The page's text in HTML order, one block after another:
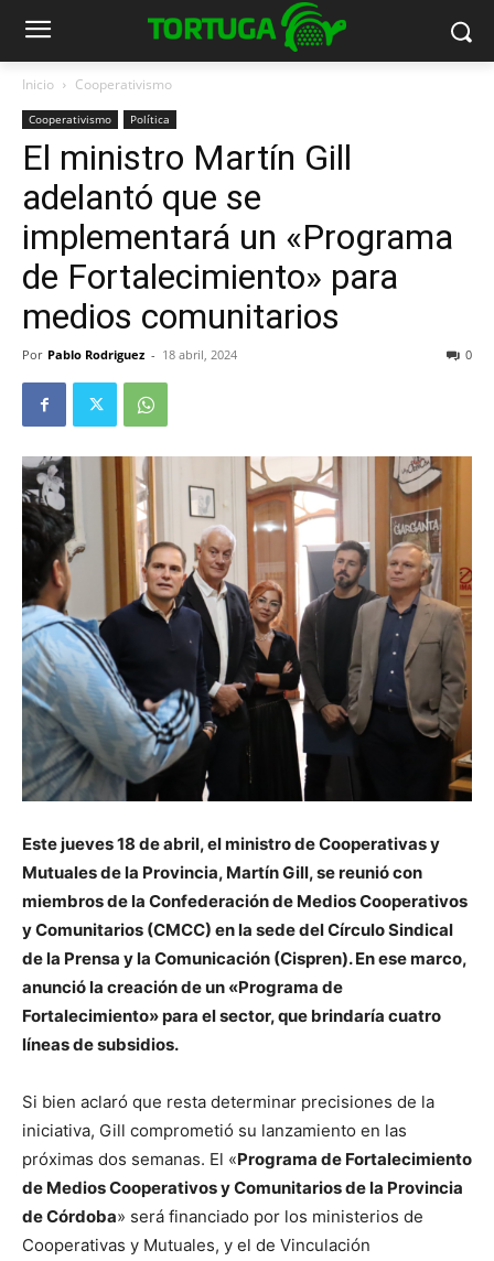
Inicio Cooperativismo
Cooperativismo Política
El ministro Martín Gill
adelantó que se
implementará un «Programa
de Fortalecimiento» para
medios comunitarios
Por Pablo Rodriguez - 18 abril, 2024 0
Este jueves 18 de abril, el ministro de Cooperativas y
Mutuales de la Provincia, Martín Gill, se reunió con
miembros de la Confederación de Medios Cooperativos
y Comunitarios (CMCC) en la sede del Círculo Sindical
de la Prensa y la Comunicación (Cispren). En ese marco,
anunció la creación de un «Programa de
Fortalecimiento» para el sector, que brindaría cuatro
líneas de subsidios.
Si bien aclaró que resta determinar precisiones de la
iniciativa, Gill comprometió su lanzamiento en las
próximas dos semanas. El «Programa de Fortalecimiento
de Medios Cooperativos y Comunitarios de la Provincia
de Córdoba» será financiado por los ministerios de
Cooperativas y Mutuales, y el de Vinculación